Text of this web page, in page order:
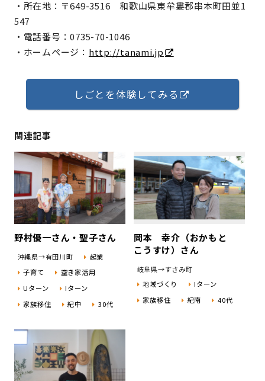
・所在地：〒649-3516 和歌山県東牟婁郡串本町田並1
547
・電話番号：0735-70-1046
・ホームページ： http://tanami.jp
しごとを体験してみる
関連記事
野村優一さん・聖子さん
沖縄県→有田川町
起業
子育て
空き家活用
Uターン
Iターン
家族移住
紀中 30代
岡本 幸介（おかもと
こうすけ）さん
岐阜県→すさみ町
地域づくり
Iターン
家族移住
紀南 40代